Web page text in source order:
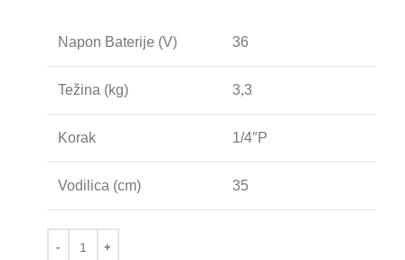
Napon Baterije (V) 36
Težina (kg) 3,3
Korak 1/4″P
Vodilica (cm) 35